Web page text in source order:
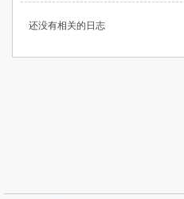
还没有相关的日志